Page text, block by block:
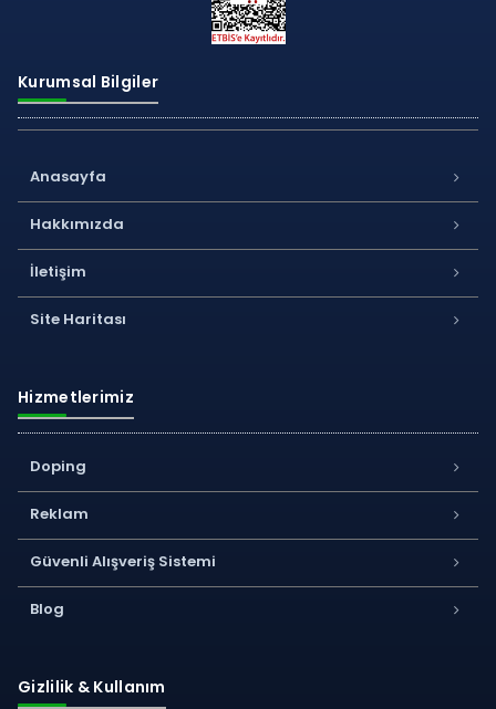
Kurumsal Bilgiler
Anasayfa
Hakkımızda
İletişim
Site Haritası
Hizmetlerimiz
Doping
Reklam
Güvenli Alışveriş Sistemi
Blog
Gizlilik & Kullanım